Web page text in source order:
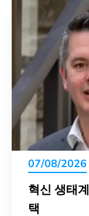
07/08/2026
혁신 생태
택